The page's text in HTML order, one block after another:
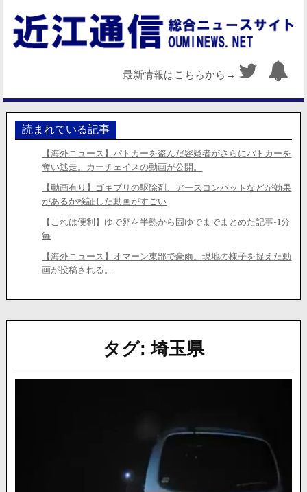
最新情報はこちらから→
読まれている記事
【海外ニュース】パトカーを盗んだ容疑者がさらにパトカーを
奪い逃走。カーチェイスの動画が公開。
【動画有り】ゴキブリの駆除剤、アースコンバットなどが効果
があるか検証した動画がすごい
【これは便利】ゆで卵を半熟から固ゆでまでまとめた記事-1分
毎
【海外ニュース】オマーン東部で豪雨。現地の様子を捉えた動
画が投稿される。
タグ:埼玉県